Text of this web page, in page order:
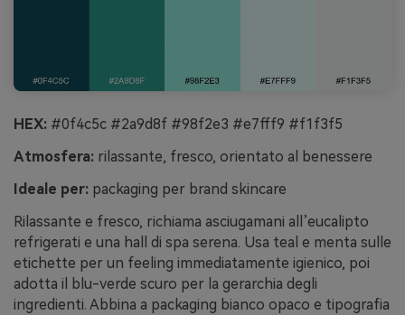
HEX: #0f4c5c #2a9d8f #98f2e3 #e7fff9 #f1f3f5
Atmosfera: rilassante, fresco, orientato al benessere
Ideale per: packaging per brand skincare
Rilassante e fresco, richiama asciugamani all’eucalipto
refrigerati e una hall di spa serena. Usa teal e menta sulle
etichette per un feeling immediatamente igienico, poi
adotta il blu-verde scuro per la gerarchia degli
ingredienti. Abbina a packaging bianco opaco e tipografia